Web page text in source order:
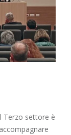
Terzo settore è